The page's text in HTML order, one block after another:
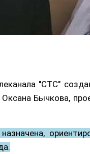
"СТС"
Бычкова,